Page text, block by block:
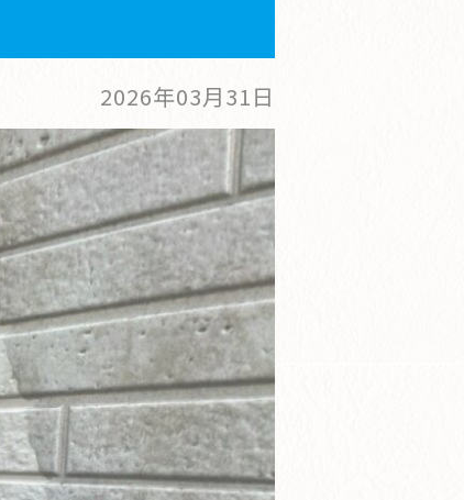
2026年03月31日